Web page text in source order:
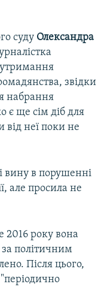
суду Олександра
утримання
звідки
набрання
є ще сім діб для
неї поки не
вину в порушенні
але просила не
року вона
за політичним
Після цього,